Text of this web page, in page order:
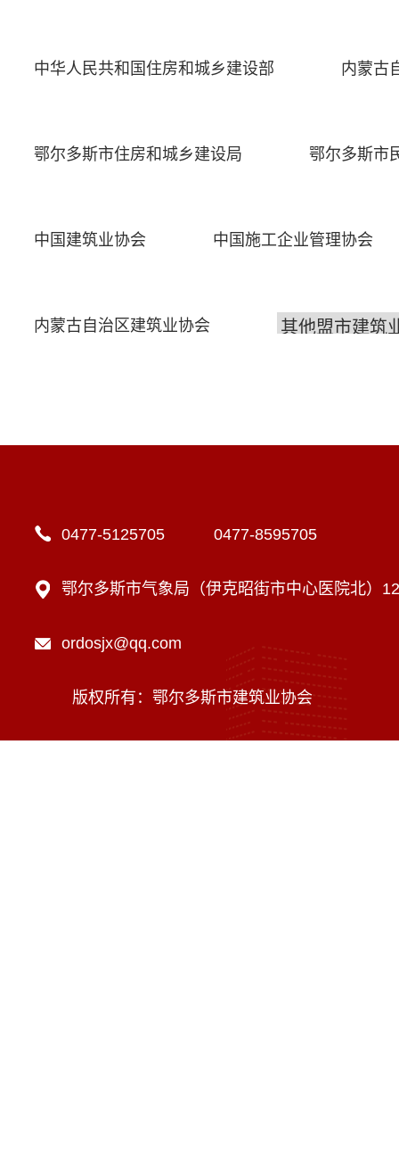
中华人民共和国住房和城乡建设部 内蒙古
鄂尔多斯市住房和城乡建设局 鄂尔多斯市
中国建筑业协会 中国施工企业管理协会
内蒙古自治区建筑业协会
0477-5125705 0477-8595705
鄂尔多斯市气象局（伊克昭街市中心医院北）
ordosjx@qq.com
版权所有：鄂尔多斯市建筑业协会